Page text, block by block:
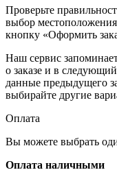
Проверьте
выбор
кнопку «Оформить
Наш сервис
о заказе и в
данные предыдущего
выбирайте другие
Оплата
Вы можете выбрать
Оплата наличными